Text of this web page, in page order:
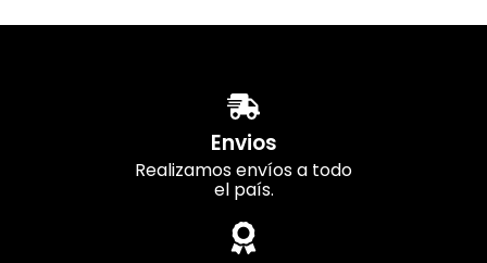
Envios
Realizamos envíos a todo
el país.